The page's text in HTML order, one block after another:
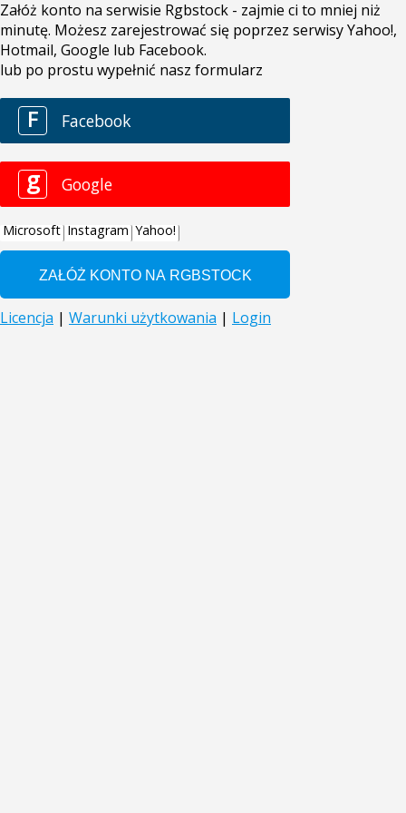
Załóż konto na serwisie Rgbstock - zajmie ci to mniej niż
minutę. Możesz zarejestrować się poprzez serwisy Yahoo!,
Hotmail, Google lub Facebook.
lub po prostu wypełnić nasz formularz
F Facebook
g Google
Microsoft Instagram Yahoo!
Licencja | Warunki użytkowania | Login